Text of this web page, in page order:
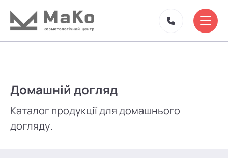
Домашній догляд
Каталог продукції для домашнього
догляду.